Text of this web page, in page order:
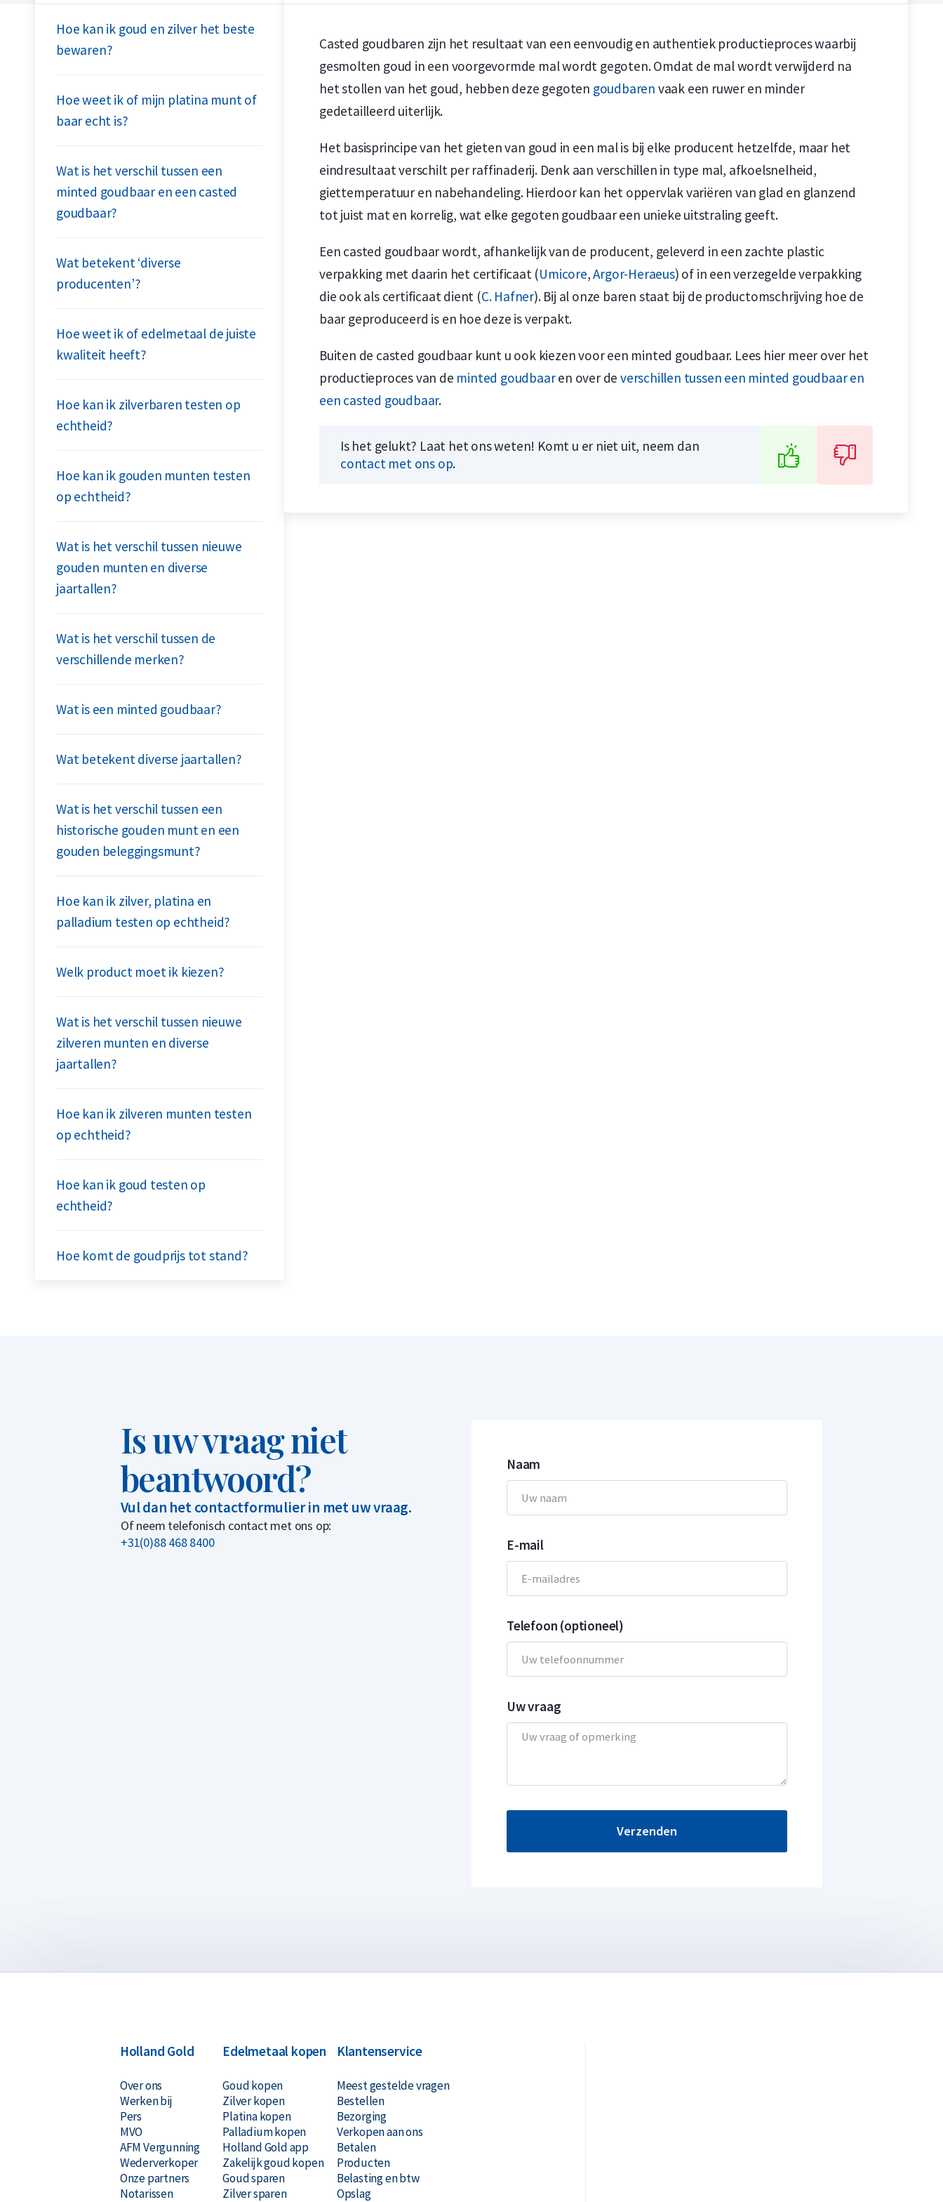
Koop nu de meest voordelige gouden munten en baren
Koop nu de meest voordelige zilveren munten en baren
Hoe kan ik goud en zilver het beste
bewaren?
Hoe weet ik of mijn platina munt of
baar echt is?
Wat is het verschil tussen een
minted goudbaar en een casted
goudbaar?
Wat betekent ‘diverse
producenten’?
Hoe weet ik of edelmetaal de juiste
kwaliteit heeft?
Hoe kan ik zilverbaren testen op
echtheid?
Hoe kan ik gouden munten testen
op echtheid?
Wat is het verschil tussen nieuwe
gouden munten en diverse
jaartallen?
Wat is het verschil tussen de
verschillende merken?
Wat is een minted goudbaar?
Wat betekent diverse jaartallen?
Wat is het verschil tussen een
historische gouden munt en een
gouden beleggingsmunt?
Hoe kan ik zilver, platina en
palladium testen op echtheid?
Welk product moet ik kiezen?
Wat is het verschil tussen nieuwe
zilveren munten en diverse
jaartallen?
Hoe kan ik zilveren munten testen
op echtheid?
Hoe kan ik goud testen op
echtheid?
Hoe komt de goudprijs tot stand?
Casted goudbaren zijn het resultaat van een eenvoudig en authentiek productieproces waarbij
gesmolten goud in een voorgevormde mal wordt gegoten. Omdat de mal wordt verwijderd na
het stollen van het goud, hebben deze gegoten goudbaren vaak een ruwer en minder
gedetailleerd uiterlijk.
Het basisprincipe van het gieten van goud in een mal is bij elke producent hetzelfde, maar het
eindresultaat verschilt per raffinaderij. Denk aan verschillen in type mal, afkoelsnelheid,
giettemperatuur en nabehandeling. Hierdoor kan het oppervlak variëren van glad en glanzend
tot juist mat en korrelig, wat elke gegoten goudbaar een unieke uitstraling geeft.
Een casted goudbaar wordt, afhankelijk van de producent, geleverd in een zachte plastic
verpakking met daarin het certificaat (Umicore,Argor-Heraeus) of in een verzegelde verpakking
die ook als certificaat dient (C. Hafner). Bij al onze baren staat bij de productomschrijving hoe de
baar geproduceerd is en hoe deze is verpakt.
Buiten de casted goudbaar kunt u ook kiezen voor een minted goudbaar. Lees hier meer over het
productieproces van de minted goudbaaren over deverschillen tussen een minted goudbaar en
een casted goudbaar.
Is het gelukt? Laat het ons weten! Komt u er niet uit, neem dan
contact met ons op.
Is uw vraag niet
beantwoord?
Vul dan het contactformulier in met uw vraag.
Of neem telefonisch contact met ons op:
+31(0)88 468 8400
Naam
E-mail
Telefoon (optioneel)
Uw vraag
Verzenden
Holland Gold
Over ons
Werken bij
Pers
MVO
AFM Vergunning
Wederverkoper
Onze partners
Notarissen
Edelmetaal kopen
Goud kopen
Zilver kopen
Platina kopen
Palladium kopen
Holland Gold app
Zakelijk goud kopen
Goud sparen
Zilver sparen
Klantenservice
Meest gestelde vragen
Bestellen
Bezorging
Verkopen aan ons
Betalen
Producten
Belasting en btw
Opslag